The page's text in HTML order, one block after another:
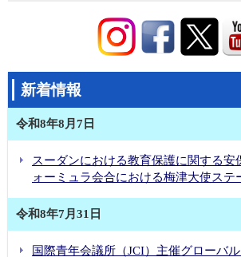
新着情報
令和8年8月7日
スーダンにおける教育保護に関する安
ォーミュラ会合における梅津大使ステ
令和8年7月31日
国際青年会議所（JCI）主催グローバ